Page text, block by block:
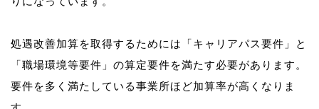
処遇改善加算を取得するためには「キャリアパス要件」と
「職場環境等要件」の算定要件を満たす必要があります。
要件を多く満たしている事業所ほど加算率が高くなりま